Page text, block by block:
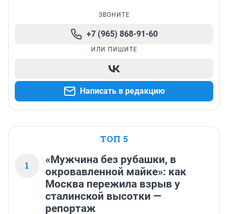
ЗВОНИТЕ
+7 (965) 868-91-60
ИЛИ ПИШИТЕ
Написать в редакцию
ТОП 5
1
«Мужчина без рубашки, в
окровавленной майке»: как
Москва пережила взрыв у
сталинской высотки —
репортаж